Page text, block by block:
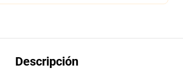
Descripción